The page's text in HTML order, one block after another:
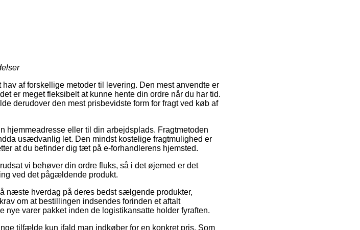
af forskellige metoder til levering. Den mest anvendte er
er meget fleksibelt at kunne hente din ordre når du har tid.
derudover den mest prisbevidste form for fragt ved køb af
hjemmeadresse eller til din arbejdsplads. Fragtmetoden
usædvanlig let. Den mindst kostelige fragtmulighed er
at du befinder dig tæt på e-forhandlerens hjemsted.
vi behøver din ordre fluks, så i det øjemed er det
ved det pågældende produkt.
næste hverdag på deres bedst sælgende produkter,
om at bestillingen indsendes forinden et aftalt
varer pakket inden de logistikansatte holder fyraften.
tilfælde kun ifald man indkøber for en konkret pris. Som